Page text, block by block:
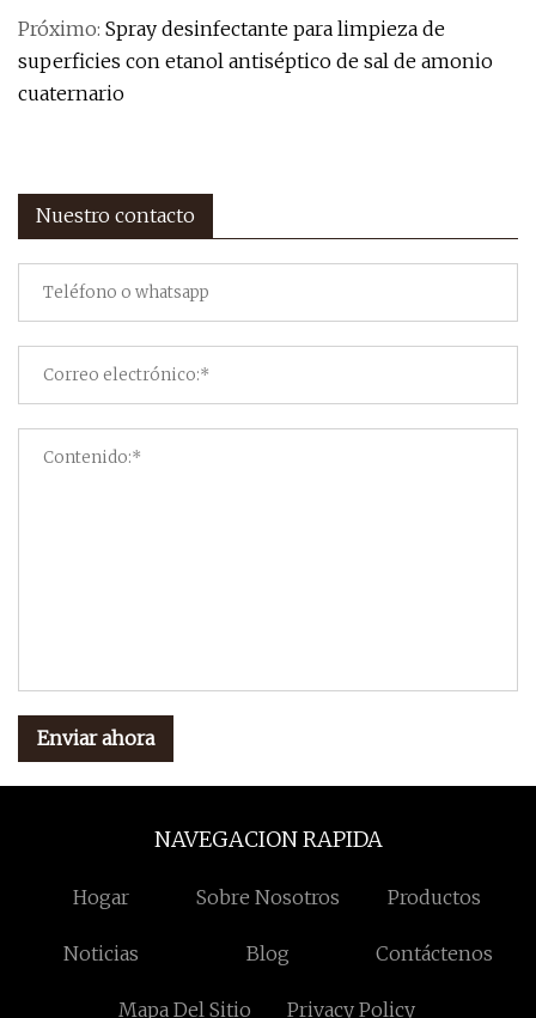
Próximo: Spray desinfectante para limpieza de
superficies con etanol antiséptico de sal de amonio
cuaternario
Nuestro contacto
Enviar ahora
NAVEGACION RAPIDA
Hogar Sobre Nosotros Productos
Noticias Blog Contáctenos
Mapa Del Sitio Privacy Policy